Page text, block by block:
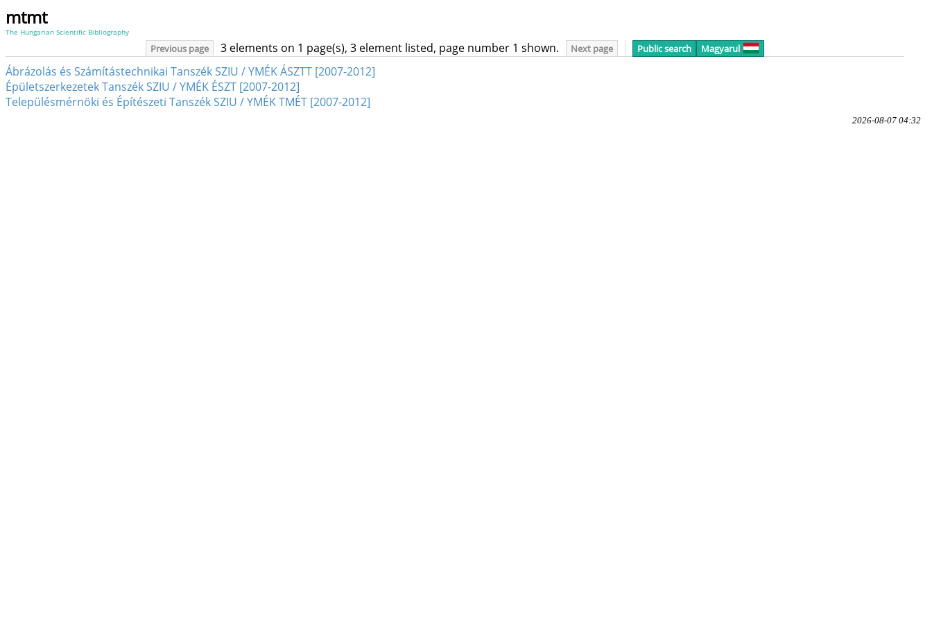
mtmt
The Hungarian Scientific Bibliography
Previous page 3 elements on 1 page(s), 3 element listed, page number 1 shown. Next page Public search Magyarul
Ábrázolás és Számítástechnikai Tanszék SZIU / YMÉK ÁSZTT [2007-2012]
Épületszerkezetek Tanszék SZIU / YMÉK ÉSZT [2007-2012]
Településmérnöki és Építészeti Tanszék SZIU / YMÉK TMÉT [2007-2012]
2026-08-07 04:32